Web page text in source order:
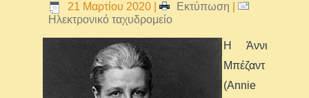
21 Μαρτίου 2020 | Εκτύπωση
Ηλεκτρονικό ταχυδρομείο
Η Άννι
Μπέζαντ
(Annie